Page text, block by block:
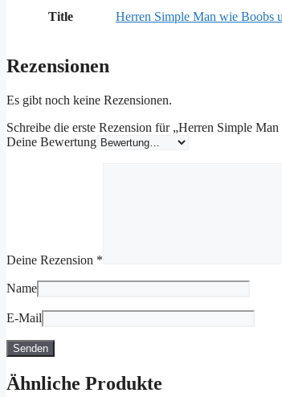
Title Herren Simple Man wie Boobs
Rezensionen
Es gibt noch keine Rezensionen.
Schreibe die erste Rezension für „Herren Simple
Deine Bewertung
Deine Rezension *
Name
E-Mail
Ähnliche Produkte